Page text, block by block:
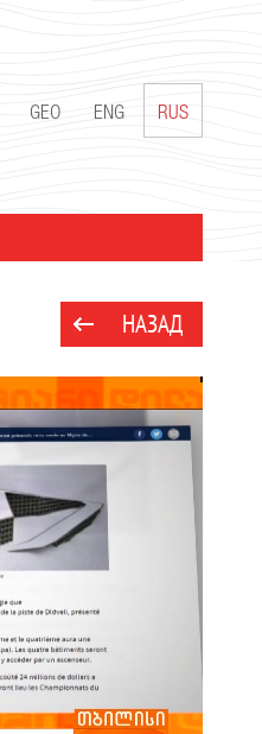
GEO ENG RUS
НАЗАД